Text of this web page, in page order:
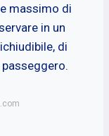
massimo di
in un
di